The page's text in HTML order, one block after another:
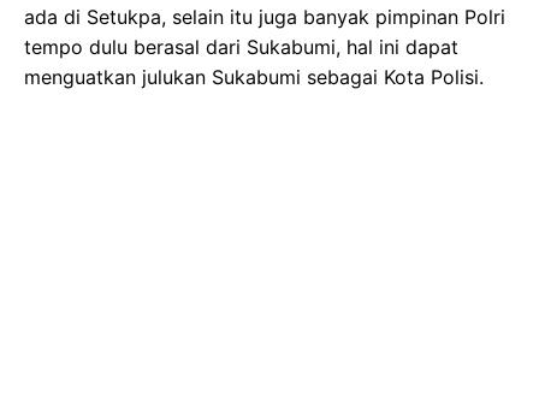
ada di Setukpa, selain itu juga banyak pimpinan Polri
tempo dulu berasal dari Sukabumi, hal ini dapat
menguatkan julukan Sukabumi sebagai Kota Polisi.